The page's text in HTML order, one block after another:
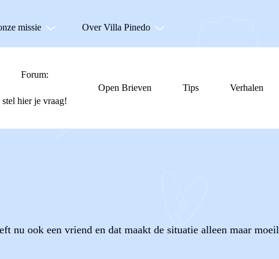
missie Over Villa Pinedo
Forum:
stel hier je vraag!
Open Brieven Tips Verhalen
nu ook een vriend en dat maakt de situatie alleen maar